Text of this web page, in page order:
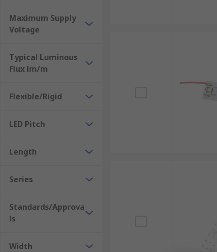
Maximum Supply
Voltage
Typical Luminous
Flux lm/m
Flexible/Rigid
LED Pitch
Length
Series
Standards/Approva
ls
Width